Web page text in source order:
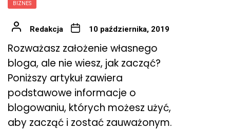
BIZNES
Redakcja 10 października, 2019
Rozważasz założenie własnego
bloga, ale nie wiesz, jak zacząć?
Poniższy artykuł zawiera
podstawowe informacje o
blogowaniu, których możesz użyć,
aby zacząć i zostać zauważonym.